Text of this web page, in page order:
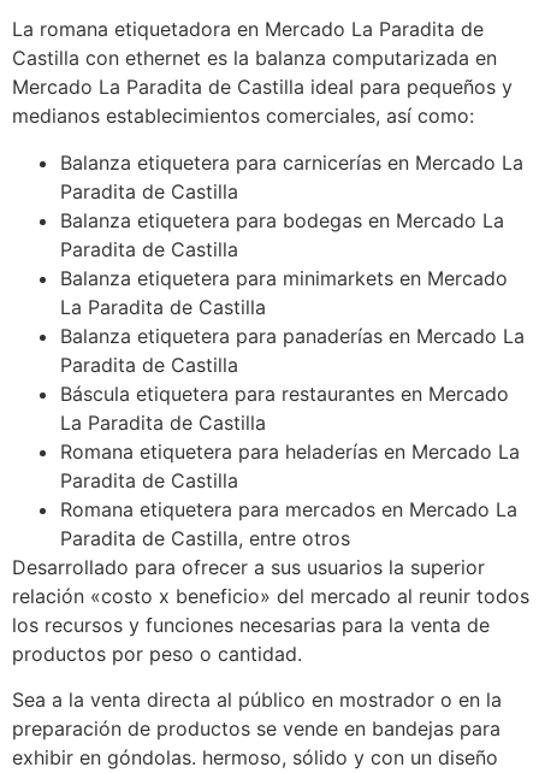
La romana etiquetadora en Mercado La Paradita de
Castilla con ethernet es la balanza computarizada en
Mercado La Paradita de Castilla ideal para pequeños y
medianos establecimientos comerciales, así como:
Balanza etiquetera para carnicerías en Mercado La
Paradita de Castilla
Balanza etiquetera para bodegas en Mercado La
Paradita de Castilla
Balanza etiquetera para minimarkets en Mercado
La Paradita de Castilla
Balanza etiquetera para panaderías en Mercado La
Paradita de Castilla
Báscula etiquetera para restaurantes en Mercado
La Paradita de Castilla
Romana etiquetera para heladerías en Mercado La
Paradita de Castilla
Romana etiquetera para mercados en Mercado La
Paradita de Castilla, entre otros
Desarrollado para ofrecer a sus usuarios la superior
relación «costo x beneficio» del mercado al reunir todos
los recursos y funciones necesarias para la venta de
productos por peso o cantidad.
Sea a la venta directa al público en mostrador o en la
preparación de productos se vende en bandejas para
exhibir en góndolas. hermoso, sólido y con un diseño